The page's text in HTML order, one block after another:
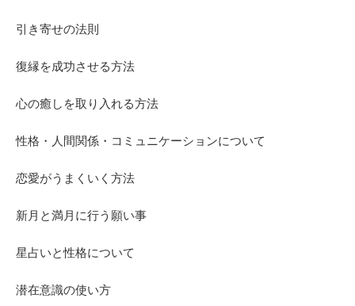
引き寄せの法則
復縁を成功させる方法
心の癒しを取り入れる方法
性格・人間関係・コミュニケーションについて
恋愛がうまくいく方法
新月と満月に行う願い事
星占いと性格について
潜在意識の使い方